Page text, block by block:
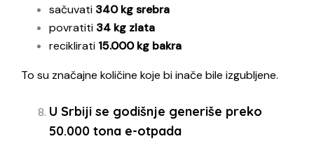
sačuvati 340 kg srebra
povratiti 34 kg zlata
reciklirati 15.000 kg bakra
To su značajne količine koje bi inače bile izgubljene.
U Srbiji se godišnje generiše preko
50.000 tona e-otpada